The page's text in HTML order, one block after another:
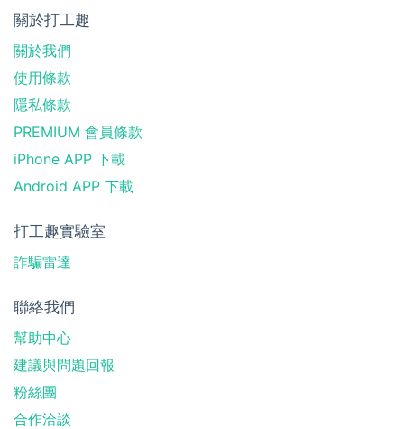
關於打工趣
關於我們
使用條款
隱私條款
PREMIUM 會員條款
iPhone APP 下載
Android APP 下載
打工趣實驗室
詐騙雷達
聯絡我們
幫助中心
建議與問題回報
粉絲團
合作洽談